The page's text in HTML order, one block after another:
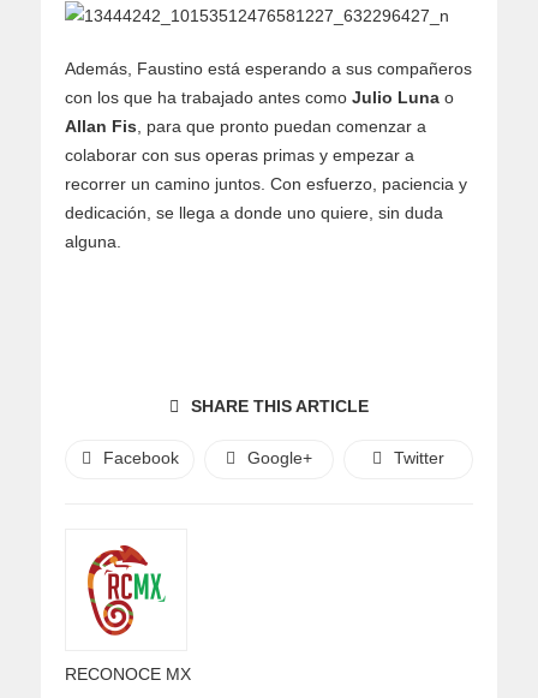
Además, Faustino está esperando a sus compañeros
con los que ha trabajado antes como Julio Luna o
Allan Fis , para que pronto puedan comenzar a
colaborar con sus operas primas y empezar a
recorrer un camino juntos. Con esfuerzo, paciencia y
dedicación, se llega a donde uno quiere, sin duda
alguna.
SHARE THIS ARTICLE
Facebook Google+ Twitter
RECONOCE MX